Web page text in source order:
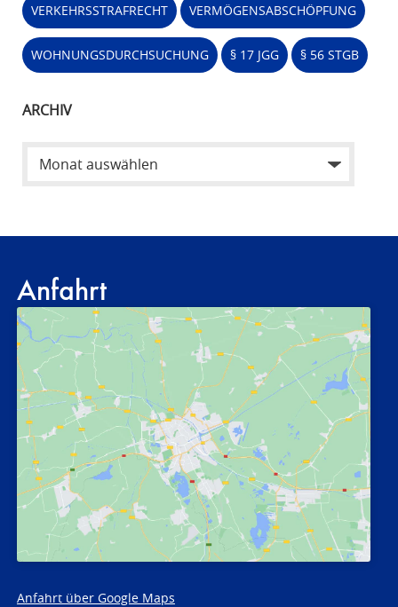
VERKEHRSSTRAFRECHT VERMÖGENSABSCHÖPFUNG
WOHNUNGSDURCHSUCHUNG § 17 JGG § 56 STGB
ARCHIV
Anfahrt
Anfahrt über Google Maps